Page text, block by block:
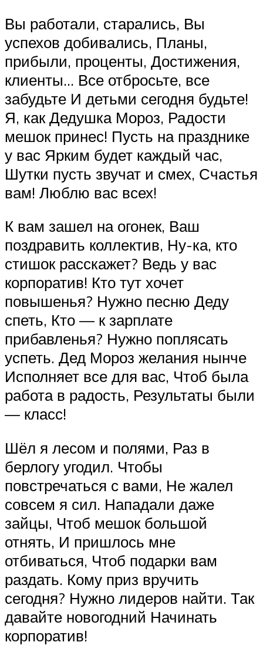
Вы работали, старались, Вы
успехов добивались, Планы,
прибыли, проценты, Достижения,
клиенты… Все отбросьте, все
забудьте И детьми сегодня будьте!
Я, как Дедушка Мороз, Радости
мешок принес! Пусть на празднике
у вас Ярким будет каждый час,
Шутки пусть звучат и смех, Счастья
вам! Люблю вас всех!
К вам зашел на огонек, Ваш
поздравить коллектив, Ну-ка, кто
стишок расскажет? Ведь у вас
корпоратив! Кто тут хочет
повышенья? Нужно песню Деду
спеть, Кто — к зарплате
прибавленья? Нужно поплясать
успеть. Дед Мороз желания нынче
Исполняет все для вас, Чтоб была
работа в радость, Результаты были
— класс!
Шёл я лесом и полями, Раз в
берлогу угодил. Чтобы
повстречаться с вами, Не жалел
совсем я сил. Нападали даже
зайцы, Чтоб мешок большой
отнять, И пришлось мне
отбиваться, Чтоб подарки вам
раздать. Кому приз вручить
сегодня? Нужно лидеров найти. Так
давайте новогодний Начинать
корпоратив!